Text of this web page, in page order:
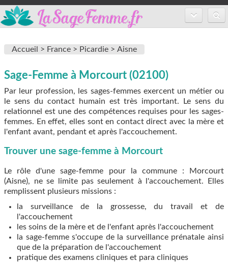
Inscription
FAQ
Accueil > France > Picardie > Aisne
Sage-Femme à Morcourt (02100)
Par leur profession, les sages-femmes exercent un métier ou
le sens du contact humain est très important. Le sens du
relationnel est une des compétences requises pour les sages-
femmes. En effet, elles sont en contact direct avec la mère et
l'enfant avant, pendant et après l'accouchement.
Trouver une sage-femme à Morcourt
Le rôle d'une sage-femme pour la commune : Morcourt
(Aisne), ne se limite pas seulement à l'accouchement. Elles
remplissent plusieurs missions :
la surveillance de la grossesse, du travail et de
l'accouchement
les soins de la mère et de l'enfant après l'accouchement
la sage-femme s'occupe de la surveillance prénatale ainsi
que de la préparation de l'accouchement
pratique des examens cliniques et para cliniques